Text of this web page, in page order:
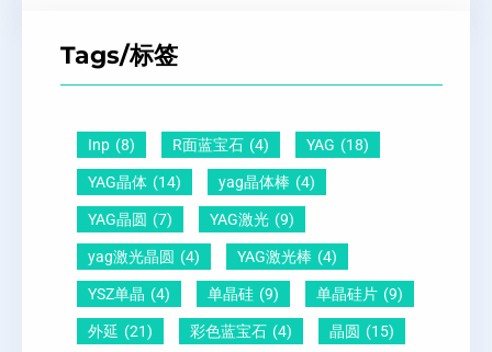
？
说
明
向
1
1
怎
么
测
晶
-
压
电
晶
圆
钛
Tags/标签
Inp (8) R面蓝宝石 (4) YAG (18)
YAG晶体 (14) yag晶体棒 (4)
YAG晶圆 (7) YAG激光 (9)
yag激光晶圆 (4) YAG激光棒 (4)
YSZ单晶 (4) 单晶硅 (9) 单晶硅片 (9)
外延 (21) 彩色蓝宝石 (4) 晶圆 (15)